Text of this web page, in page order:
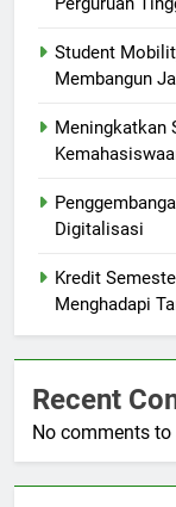
Student
Membangun
Meningkatkan
Digitalisasi
Kredit
Menghadapi
Recent
No comments to